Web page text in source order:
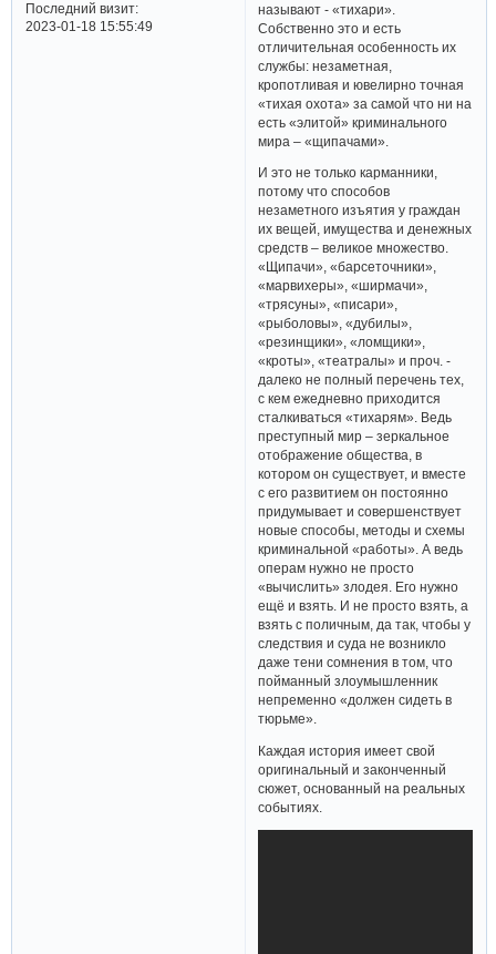
Последний визит:
2023-01-18 15:55:49
называют - «тихари».
Собственно это и есть
отличительная особенность их
службы: незаметная,
кропотливая и ювелирно точная
«тихая охота» за самой что ни на
есть «элитой» криминального
мира – «щипачами».
И это не только карманники,
потому что способов
незаметного изъятия у граждан
их вещей, имущества и денежных
средств – великое множество.
«Щипачи», «барсеточники»,
«марвихеры», «ширмачи»,
«трясуны», «писари»,
«рыболовы», «дубилы»,
«резинщики», «ломщики»,
«кроты», «театралы» и проч. -
далеко не полный перечень тех,
с кем ежедневно приходится
сталкиваться «тихарям». Ведь
преступный мир – зеркальное
отображение общества, в
котором он существует, и вместе
с его развитием он постоянно
придумывает и совершенствует
новые способы, методы и схемы
криминальной «работы». А ведь
операм нужно не просто
«вычислить» злодея. Его нужно
ещё и взять. И не просто взять, а
взять с поличным, да так, чтобы у
следствия и суда не возникло
даже тени сомнения в том, что
пойманный злоумышленник
непременно «должен сидеть в
тюрьме».
Каждая история имеет свой
оригинальный и законченный
сюжет, основанный на реальных
событиях.